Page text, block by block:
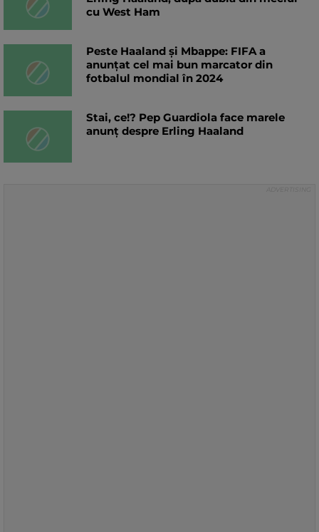
cu West Ham
Peste Haaland și Mbappe: FIFA a
anunțat cel mai bun marcator din
fotbalul mondial în 2024
Stai, ce!? Pep Guardiola face marele
anunț despre Erling Haaland